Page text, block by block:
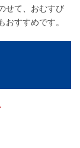
せて、おむすび
すすめです。